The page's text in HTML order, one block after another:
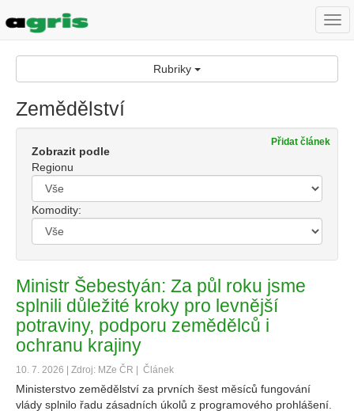
Rubriky
Zemědělství
Přidat článek
Zobrazit podle
Regionu
Komodity:
Ministr Šebestyán: Za půl roku jsme
splnili důležité kroky pro levnější
potraviny, podporu zemědělců i
ochranu krajiny
10. 7. 2026 | Zdroj: MZe ČR | Článek
Ministerstvo zemědělství za prvních šest měsíců fungování
vlády splnilo řadu zásadních úkolů z programového prohlášení.